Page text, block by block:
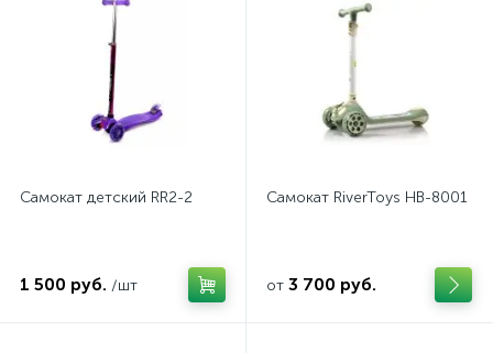
Самокат детский RR2-2
1 500 руб. /шт
Самокат RiverToys HB-8001
от 3 700 руб.